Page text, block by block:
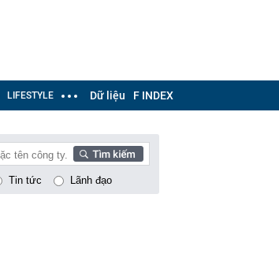
LIFESTYLE Dữ liệu F INDEX
Tin tức Lãnh đạo